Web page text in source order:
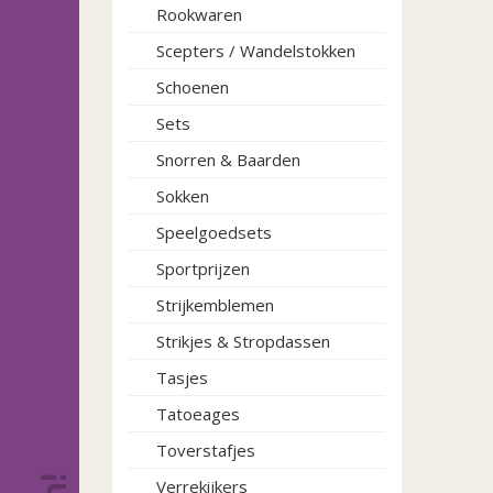
Rookwaren
Scepters / Wandelstokken
Schoenen
Sets
Snorren & Baarden
Sokken
Speelgoedsets
Sportprijzen
Strijkemblemen
Strikjes & Stropdassen
Tasjes
Tatoeages
Toverstafjes
Verrekijkers